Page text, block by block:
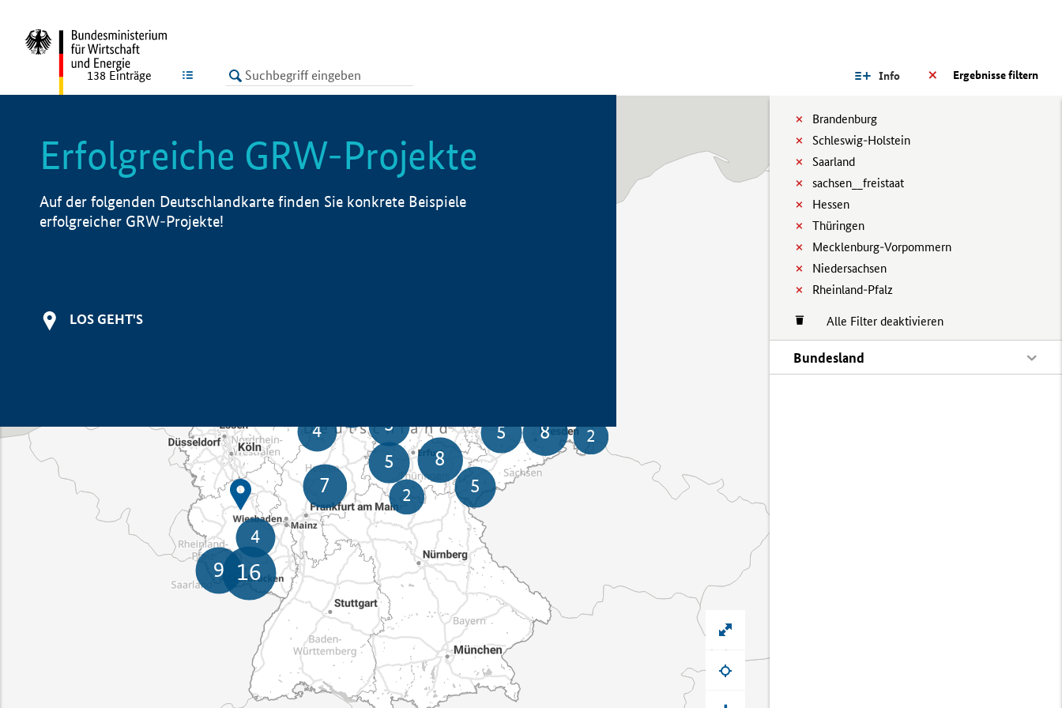
LISTE Ergebnisse filtern
Info
Brandenburg
Schleswig-Holstein
Saarland
sachsen__freistaat
Hessen
Thüringen
Mecklenburg-Vorpommern
Niedersachsen
Rheinland-Pfalz
Alle Filter deaktivieren
Bundesland
138 Einträge
Erfolgreiche GRW-Projekte
Auf der folgenden Deutschlandkarte finden Sie konkrete Beispiele
erfolgreicher GRW-Projekte!
LOS GEHT'S